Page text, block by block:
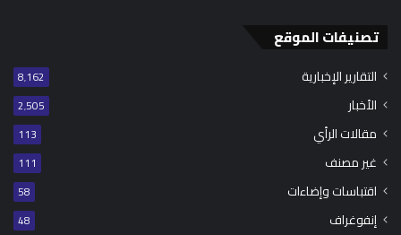
تصنيفات الموقع
التقارير الإخبارية 8٬162
الأخبار 2٬505
مقالات الرأي 113
غير مصنف 111
اقتباسات وإضاءات 58
إنفوغراف 48